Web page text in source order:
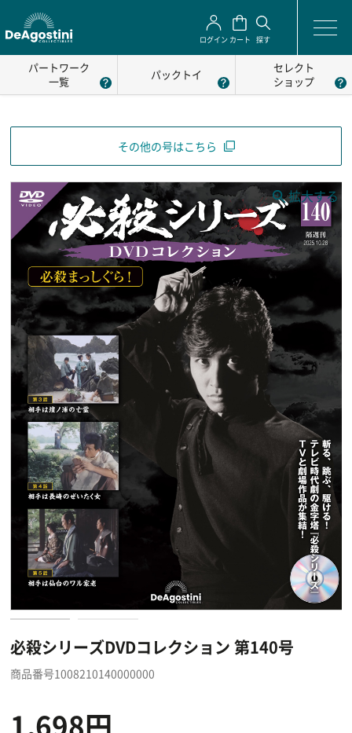
ログイン カート 探す
パートワーク
一覧
パックトイ
セレクト
ショップ
その他の号はこちら
必殺シリーズDVDコレクション 第140号
商品番号1008210140000000
1,698円